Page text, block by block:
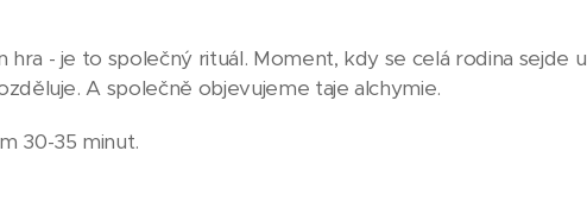
- je to společný rituál. Moment, kdy se celá rodina sejde u
A společně objevujeme taje alchymie.
30-35 minut.